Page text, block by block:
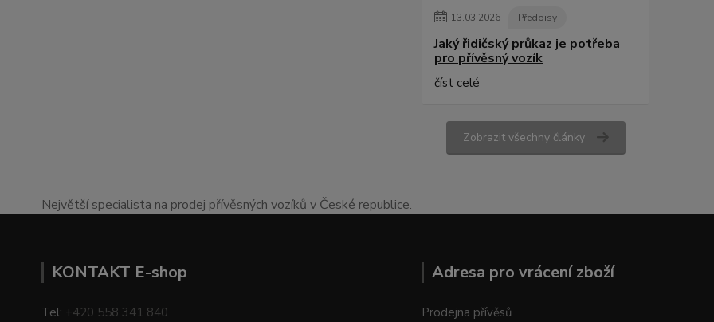
13.03.2026 Předpisy
Jaký řidičský průkaz je potřeba
pro přívěsný vozík
číst celé
Zobrazit všechny články
Největší specialista na prodej přívěsných vozíků v České republice.
KONTAKT E-shop
Tel: +420 558 341 840
Adresa pro vrácení zboží
Prodejna přívěsů